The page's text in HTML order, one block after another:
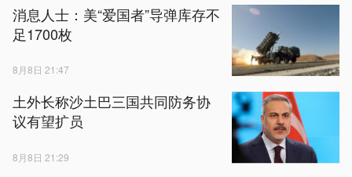
消息人士：美“爱国者”导弹库存不
足1700枚
8月8日 21:47
土外长称沙土巴三国共同防务协
议有望扩员
8月8日 21:29